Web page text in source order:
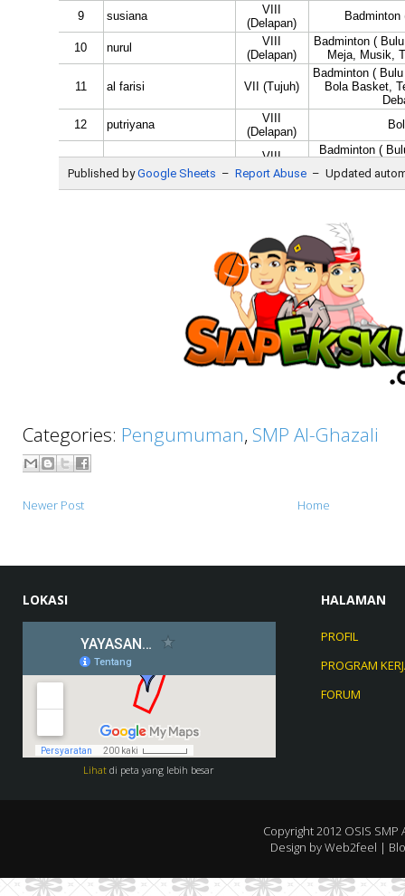
Categories: Pengumuman, SMP Al-Ghazali
Newer Post Home
LOKASI
Lihatdi peta yang lebih besar
HALAMAN
PROFIL
PROGRAM
FORUM
Copyright 2012 OSIS SMP
Design byWeb2feel |